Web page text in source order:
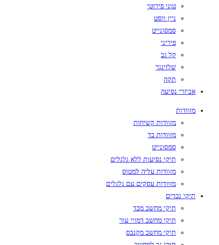
טוני פירוטי
ניין ווסט
סמסונייט
פיריני
קל גב
שלזינגר
תקה
אביזרי נסיעה
מזוודות
מזוודות קשיחות
מזוודות בד
סמסונייט
תיקי נסיעות ללא גלגלים
מזוודות עליה למטוס
מזוודות עסקים עם גלגלים
תיקי גברים
תיקי מחשב מבד
תיקי מחשב דמויי עור
תיקי מחשב מקנבס